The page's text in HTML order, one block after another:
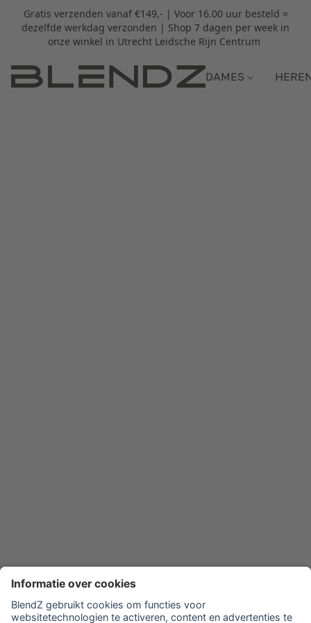
Gratis verzenden vanaf €149,- | Voor 16.00 uur besteld =
dezelfde werkdag verzonden | Shop 7 dagen per week in
onze winkel in Utrecht Leidsche Rijn Centrum
DAMES